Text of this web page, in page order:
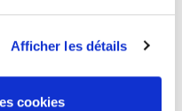
Afficher les détails
cookies